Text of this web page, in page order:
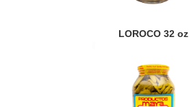
LOROCO 32 oz